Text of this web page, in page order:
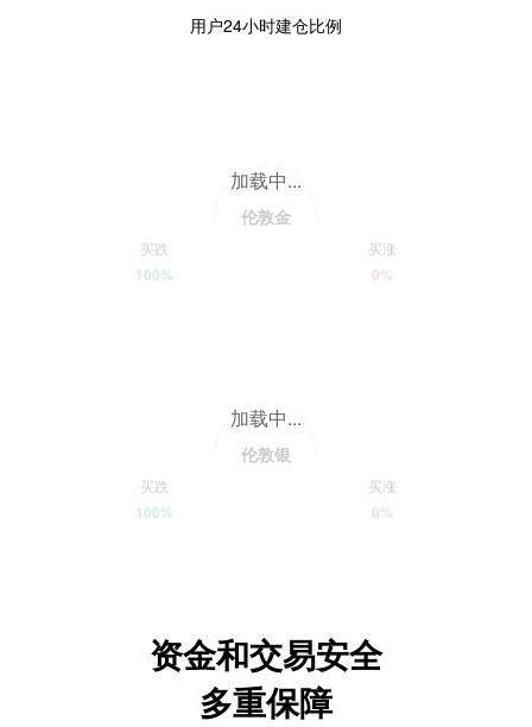
用户24小时建仓比例
加载中...
伦敦金
买跌
100%
买涨
0%
加载中...
伦敦银
买跌
100%
买涨
0%
资金和交易安全
多重保障